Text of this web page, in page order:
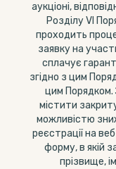
аукціоні,
Розділу VI
проходить
заявку на
сплачує
згідно з цим
цим Порядком.
містити
можливістю
реєстрації на
форму, в якій
прізвище,